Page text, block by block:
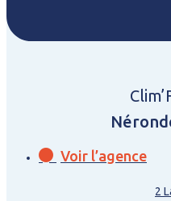
Voir l’agence
2